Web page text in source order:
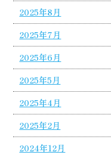
2025年8月
2025年7月
2025年6月
2025年5月
2025年4月
2025年2月
2024年12月